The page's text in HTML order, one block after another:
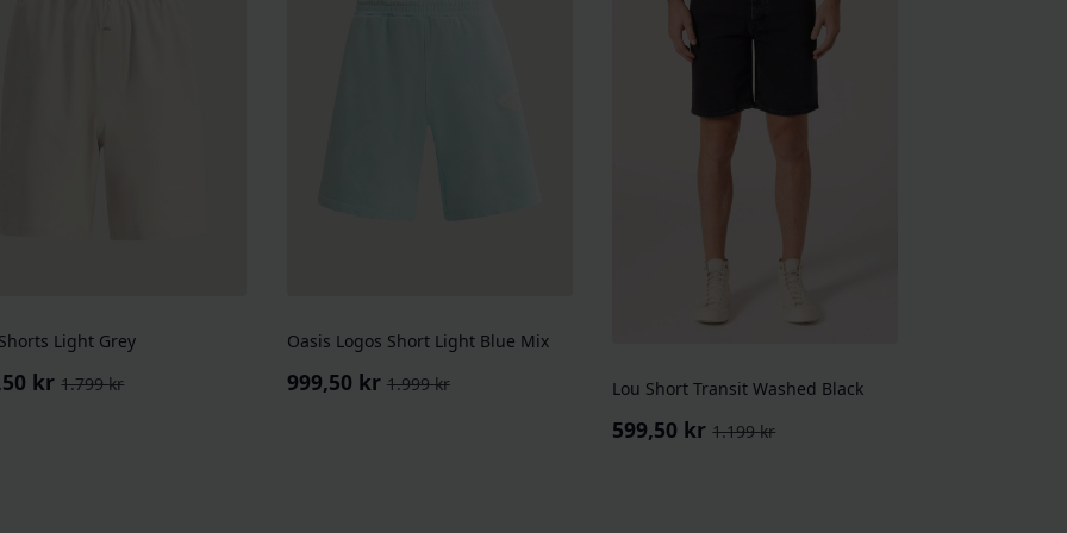
Light Grey
1.799kr
kr
Oasis Logos Short Light Blue Mix
1.999kr
Opprinnelig
999,50 kr
Nåværende
Lou Short Transit Washed Black
1.199kr
Opprinnelig
599,50 kr
Nåværende